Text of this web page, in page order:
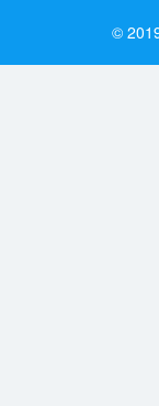
©